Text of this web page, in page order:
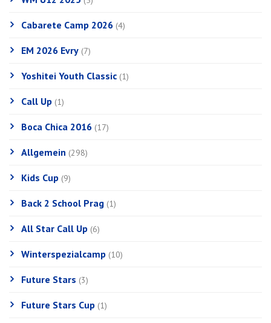
Cabarete Camp 2026 (4)
EM 2026 Evry (7)
Yoshitei Youth Classic (1)
Call Up (1)
Boca Chica 2016 (17)
Allgemein (298)
Kids Cup (9)
Back 2 School Prag (1)
All Star Call Up (6)
Winterspezialcamp (10)
Future Stars (3)
Future Stars Cup (1)